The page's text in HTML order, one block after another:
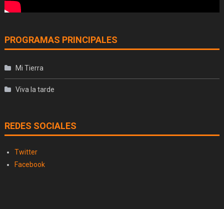
PROGRAMAS PRINCIPALES
Mi Tierra
Viva la tarde
REDES SOCIALES
Twitter
Facebook